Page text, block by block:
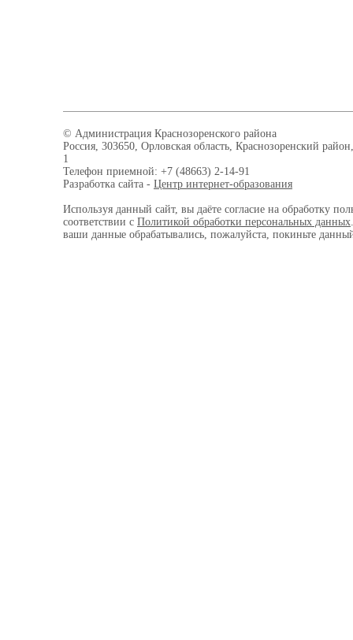
© Администрация Краснозоренского района
Россия, 303650, Орловская область, Краснозоренский
1
Телефон приемной: +7 (48663) 2-14-91
Разработка сайта - Центр интернет-образования
Используя данный сайт, вы даёте согласие на обработку
соответствии с Политикой обработки персональных данных
ваши данные обрабатывались, пожалуйста, покиньте